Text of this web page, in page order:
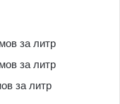
за литр
за литр
за литр